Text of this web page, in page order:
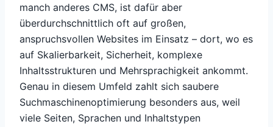
manch anderes CMS, ist dafür aber
überdurchschnittlich oft auf großen,
anspruchsvollen Websites im Einsatz – dort, wo es
auf Skalierbarkeit, Sicherheit, komplexe
Inhaltsstrukturen und Mehrsprachigkeit ankommt.
Genau in diesem Umfeld zahlt sich saubere
Suchmaschinenoptimierung besonders aus, weil
viele Seiten, Sprachen und Inhaltstypen